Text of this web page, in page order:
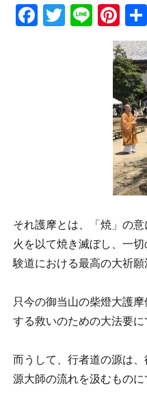
F T Li Pi
n
te
re
st
それ護摩とは、「焼」の
火を以て焼き滅ぼし、一
験道における最高の大祈
只今の御当山の柴燈大護
する救いのための大法要に
而うして、行者道の源は
源大師の流れを汲むものに